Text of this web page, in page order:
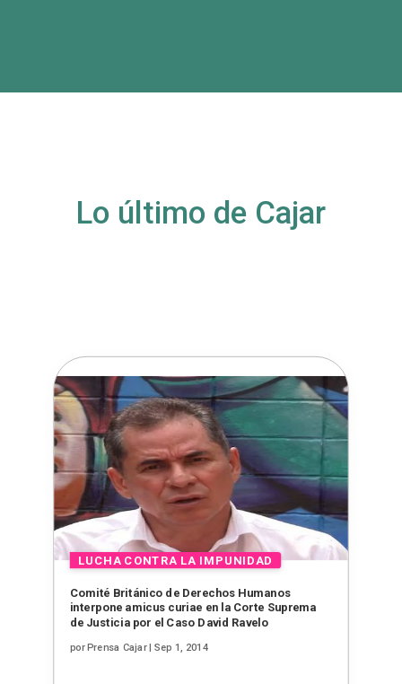
Lo último de Cajar
Comité Británico de Derechos Humanos
interpone amicus curiae en la Corte Suprema
de Justicia por el Caso David Ravelo
porPrensa Cajar| Sep 1, 2014